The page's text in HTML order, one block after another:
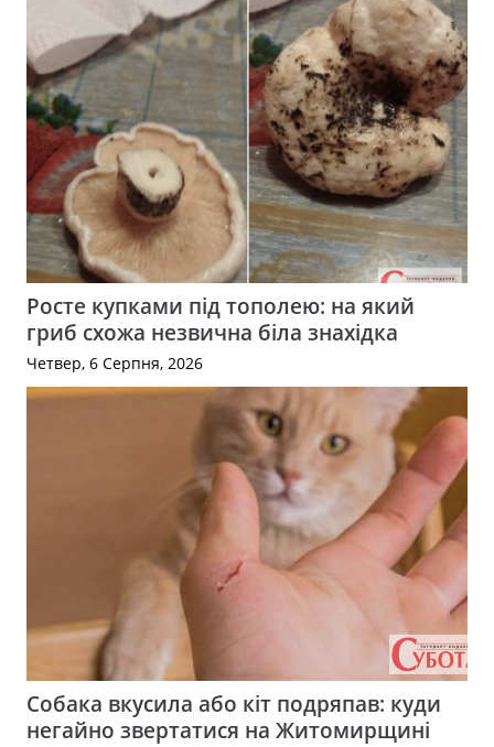
Росте купками під тополею: на який
гриб схожа незвична біла знахідка
Четвер, 6 Серпня, 2026
Собака вкусила або кіт подряпав: куди
негайно звертатися на Житомирщині